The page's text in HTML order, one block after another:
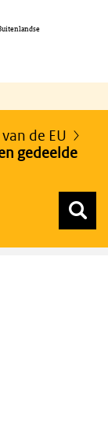
de EU
gedeelde